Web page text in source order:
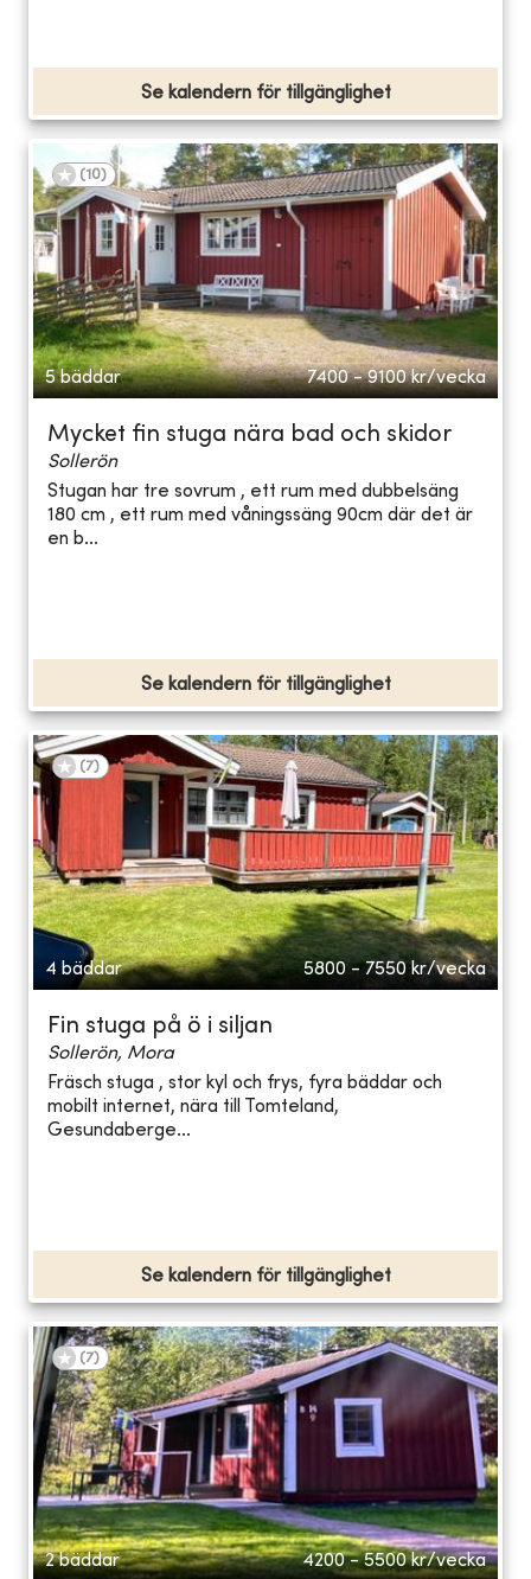
Se kalendern för tillgänglighet
(10)
5 bäddar 7400 - 9100 kr/vecka
Mycket fin stuga nära bad och skidor
Sollerön
Stugan har tre sovrum , ett rum med dubbelsäng
180 cm , ett rum med våningssäng 90cm där det är
en b...
Se kalendern för tillgänglighet
(7)
4 bäddar 5800 - 7550 kr/vecka
Fin stuga på ö i siljan
Sollerön, Mora
Fräsch stuga , stor kyl och frys, fyra bäddar och
mobilt internet, nära till Tomteland,
Gesundaberge...
Se kalendern för tillgänglighet
(7)
2 bäddar 4200 - 5500 kr/vecka